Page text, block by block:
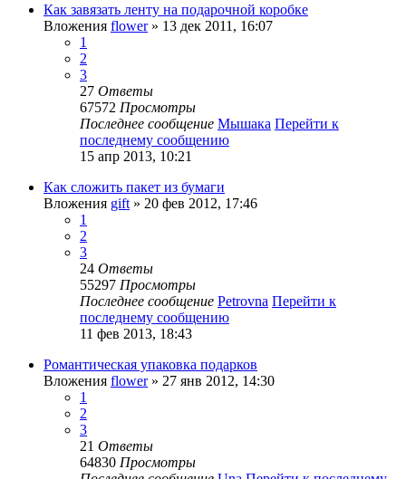
Как завязать ленту на подарочной коробке
Вложения flower» 13 дек 2011, 16:07
1
2
3
27 Ответы
67572 Просмотры
Последнее сообщение Мышака Перейти к
последнему сообщению
15 апр 2013, 10:21
Как сложить пакет из бумаги
Вложения gift » 20 фев 2012, 17:46
1
2
3
24 Ответы
55297 Просмотры
Последнее сообщение Petrovna Перейти к
последнему сообщению
11 фев 2013, 18:43
Романтическая упаковка подарков
Вложения flower» 27 янв 2012, 14:30
1
2
3
21 Ответы
64830 Просмотры